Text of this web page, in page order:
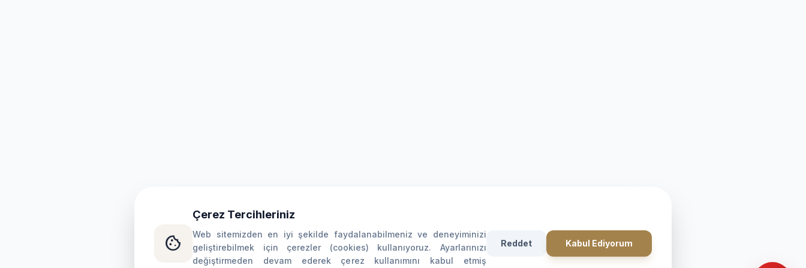
cookie
Çerez Tercihleriniz
Web sitemizden en iyi şekilde faydalanabilmeniz ve deneyiminizi
geliştirebilmek için çerezler (cookies) kullanıyoruz. Ayarlarınızı
değiştirmeden devam ederek çerez kullanımını kabul etmiş
Reddet Kabul Ediyorum